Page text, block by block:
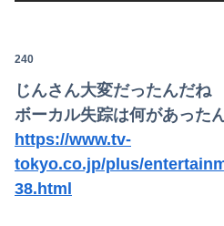
240
じんさん大変だったんだね
ボーカル失踪は何があった
https://www.tv-
tokyo.co.jp/plus/
38.html